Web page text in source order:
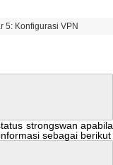
5: Konfigurasi VPN
strongswan apabila
informasi sebagai berikut